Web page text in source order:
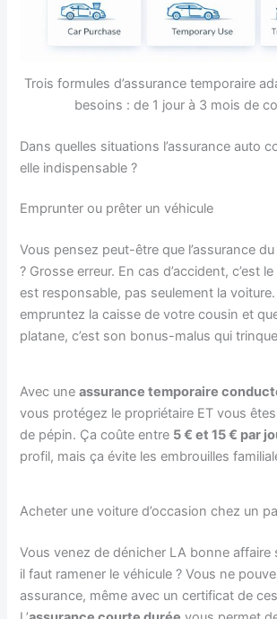
Trois formules d’assurance temporaire
besoins : de 1 jour à 3 mois de
Dans quelles situations l’assurance auto
elle indispensable ?
Emprunter ou prêter un véhicule
Vous pensez peut-être que l’assurance
? Grosse erreur. En cas d’accident, c’est le
est responsable, pas seulement la
empruntez la caisse de votre cousin et
platane, c’est son bonus-malus qui
Avec uneassurance temporaire
vous protégez le propriétaire ET vous
de pépin. Ça coûte entre 5 € et 15 € par
profil, mais ça évite les embrouilles
Acheter une voiture d’occasion chez un
Vous venez de dénicher LA bonne affaire
il faut ramener le véhicule ? Vous ne
assurance, même avec un certificat de